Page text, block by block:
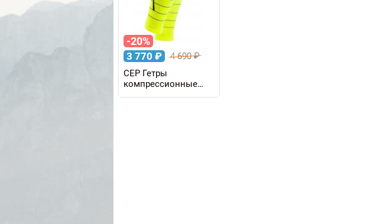
-20%
3 770 ₽ 4 690₽
CEP Гетры
компрессионные
REFLECTIVE W